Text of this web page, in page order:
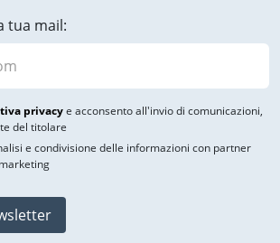
tua mail:
privacye acconsento all'invio di comunicazioni,
del titolare
e condivisione delle informazioni con partner